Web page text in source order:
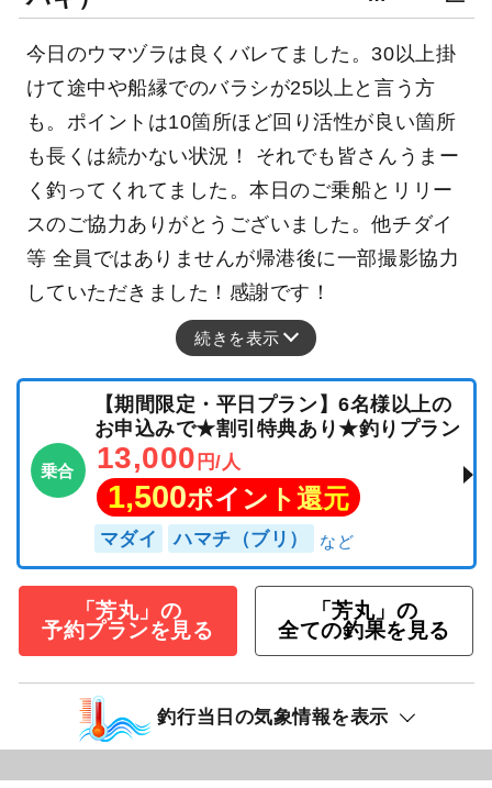
今日のウマヅラは良くバレてました。30以上掛
けて途中や船縁でのバラシが25以上と言う方
も。ポイントは10箇所ほど回り活性が良い箇所
も長くは続かない状況！ それでも皆さんうまー
く釣ってくれてました。本日のご乗船とリリー
スのご協力ありがとうございました。他チダイ
等 全員ではありませんが帰港後に一部撮影協力
していただきました！感謝です！
続きを表示
乗合
【期間限定・平日プラン】6名様以上の
お申込みで★割引特典あり★釣りプラン
13,000 円/人
1,500ポイント還元
マダイ ハマチ（ブリ）
「芳丸」の
予約プランを見る
「芳丸」の
全ての釣果を見る
釣行当日の気象情報を表示